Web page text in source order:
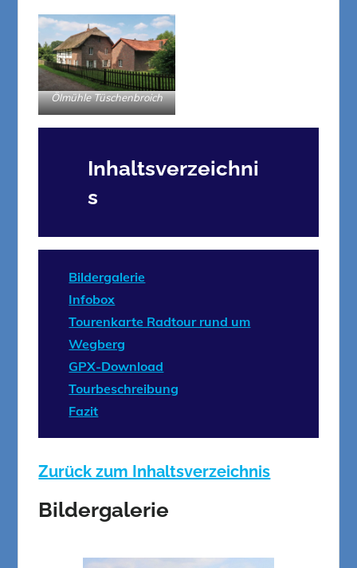
Ölmühle Tüschenbroich
Inhaltsverzeichni
s
Bildergalerie
Infobox
Tourenkarte Radtour rund um
Wegberg
GPX-Download
Tourbeschreibung
Fazit
Zurück zum Inhaltsverzeichnis
Bildergalerie